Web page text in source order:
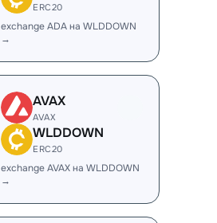
ERC20
exchange ADA на WLDDOWN
→
AVAX
AVAX
WLDDOWN
ERC20
exchange AVAX на WLDDOWN
→